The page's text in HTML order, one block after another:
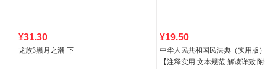
¥31.30
龙族3黑月之潮·下
¥19.50
中华人民共和国民法典（实用版
【注释实用 文本规范 解读详致